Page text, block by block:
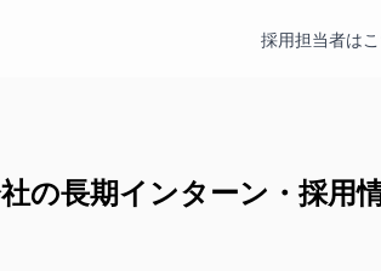
採用担当者は
の長期インターン・採用